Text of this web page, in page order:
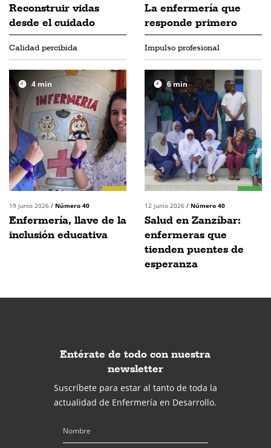
Reconstruir vidas
desde el cuidado
La enfermería que
responde primero
Calidad percibida
4min
19 junio 2026 / Número 40
Enfermería, llave de la
inclusión educativa
Impulso profesional
6min
12 junio 2026 / Número 40
Salud en Zanzíbar:
enfermeras que
tienden puentes de
esperanza
Entérate de todo con nuestra
newsletter
Suscríbete para estar al tanto de toda la
actualidad de Enfermería en Desarrollo.